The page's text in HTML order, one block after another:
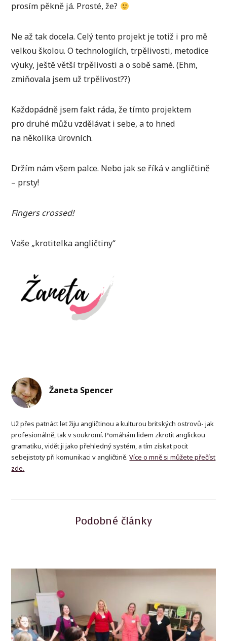
prosím pěkně já. Prosté, že?
Ne až tak docela. Celý tento projekt je totiž i pro mě
velkou školou. O technologiích, trpělivosti, metodice
výuky, ještě větší trpělivosti a o sobě samé. (Ehm,
zmiňovala jsem už trpělivost??)
Každopádně jsem fakt ráda, že tímto projektem
pro druhé můžu vzdělávat i sebe, a to hned
na několika úrovních.
Držím nám všem palce. Nebo jak se říká v angličtině
– prsty!
Fingers crossed!
Vaše „krotitelka angličtiny“
Žaneta Spencer
Už přes patnáct let žiju angličtinou a kulturou britských ostrovů- jak
profesionálně, tak v soukromí. Pomáhám lidem zkrotit anglickou
gramatiku, vidět ji jako přehledný systém, a tím získat pocit
sebejistoty při komunikaci v angličtině.Více o mně si můžete přečíst
zde.
Podobné články